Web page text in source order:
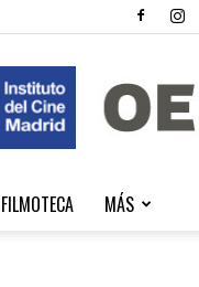
FILMOTECA MÁS